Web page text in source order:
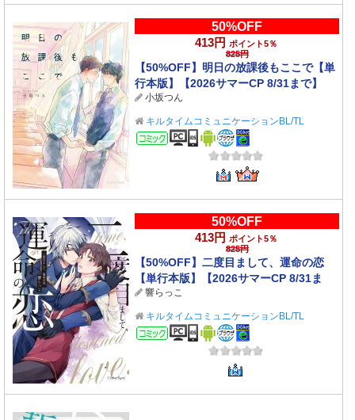
50%OFF
413円 ポイント5％
825円
【50%OFF】明日の放課後もここで【単
行本版】【2026サマーCP 8/31まで】
小坂つん
キルタイムコミュニケーションBL/TL
コミック
50%OFF
413円 ポイント5％
825円
【50%OFF】二度目まして、運命の恋
【単行本版】【2026サマーCP 8/31ま
で】響らっこ
キルタイムコミュニケーションBL/TL
コミック